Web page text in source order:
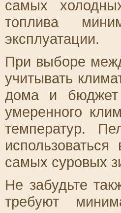
самых
топлива
эксплуатации.
При выборе
учитывать
дома и бюджет
умеренного
температур.
самых суровых
Не забудьте
требуют